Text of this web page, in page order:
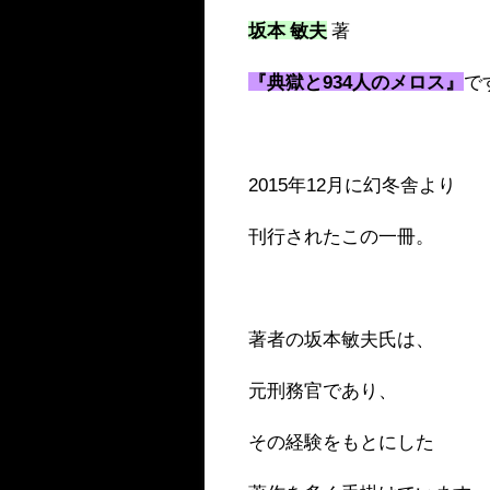
坂本 敏夫 著
『典獄と934人のメロス』 で
2015年12月に幻冬舎より
刊行されたこの一冊。
著者の坂本敏夫氏は、
元刑務官であり、
その経験をもとにした